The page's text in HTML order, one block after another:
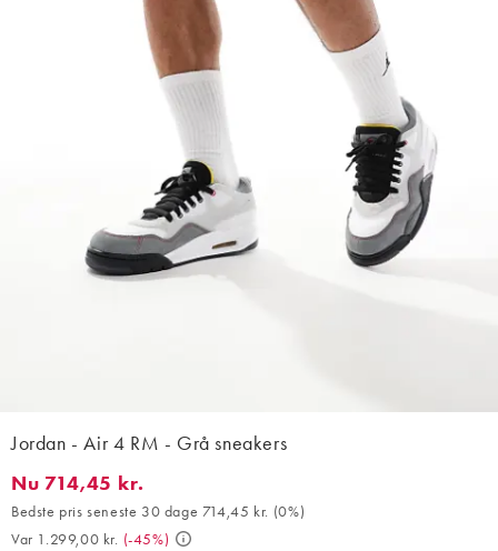
Jordan - Air 4 RM - Grå sneakers
Nu 714,45 kr.. Bedste pris seneste 30 dage 714,45 kr. (0%).
Nu 714,45 kr.
Bedste pris seneste 30 dage 714,45 kr. (0%)
Var 1.299,00 kr. (-45%)